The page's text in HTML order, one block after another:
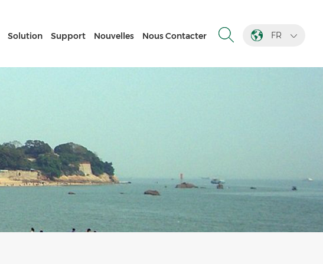
FR
Solution Support Nouvelles Nous Contacter